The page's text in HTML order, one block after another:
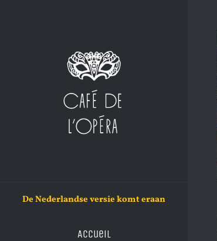
De Nederlandse versie komt eraan
Accueil